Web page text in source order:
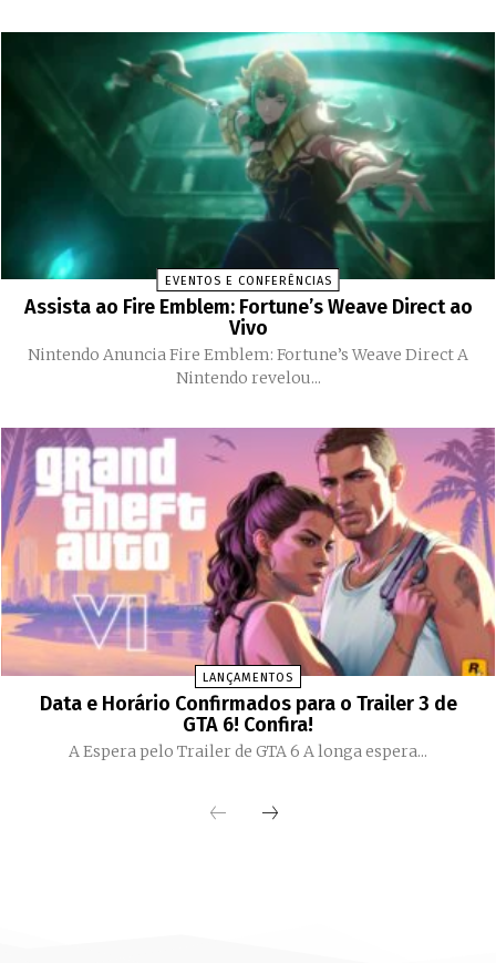
EVENTOS E CONFERÊNCIAS
Assista ao Fire Emblem: Fortune’s Weave Direct ao
Vivo
Nintendo Anuncia Fire Emblem: Fortune’s Weave Direct A
Nintendo revelou...
LANÇAMENTOS
Data e Horário Confirmados para o Trailer 3 de
GTA 6! Confira!
A Espera pelo Trailer de GTA 6 A longa espera...